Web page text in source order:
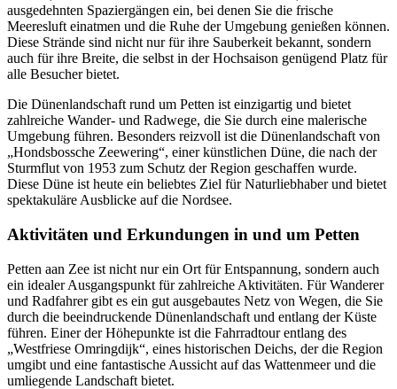
ausgedehnten Spaziergängen ein, bei denen Sie die frische
Meeresluft einatmen und die Ruhe der Umgebung genießen können.
Diese Strände sind nicht nur für ihre Sauberkeit bekannt, sondern
auch für ihre Breite, die selbst in der Hochsaison genügend Platz für
alle Besucher bietet.
Die Dünenlandschaft rund um Petten ist einzigartig und bietet
zahlreiche Wander- und Radwege, die Sie durch eine malerische
Umgebung führen. Besonders reizvoll ist die Dünenlandschaft von
„Hondsbossche Zeewering“, einer künstlichen Düne, die nach der
Sturmflut von 1953 zum Schutz der Region geschaffen wurde.
Diese Düne ist heute ein beliebtes Ziel für Naturliebhaber und bietet
spektakuläre Ausblicke auf die Nordsee.
Aktivitäten und Erkundungen in und um Petten
Petten aan Zee ist nicht nur ein Ort für Entspannung, sondern auch
ein idealer Ausgangspunkt für zahlreiche Aktivitäten. Für Wanderer
und Radfahrer gibt es ein gut ausgebautes Netz von Wegen, die Sie
durch die beeindruckende Dünenlandschaft und entlang der Küste
führen. Einer der Höhepunkte ist die Fahrradtour entlang des
„Westfriese Omringdijk“, eines historischen Deichs, der die Region
umgibt und eine fantastische Aussicht auf das Wattenmeer und die
umliegende Landschaft bietet.